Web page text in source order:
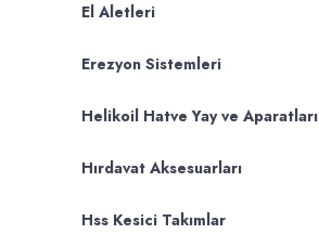
El Aletleri
Erezyon Sistemleri
Helikoil Hatve Yay ve Aparatları
Hırdavat Aksesuarları
Hss Kesici Takımlar